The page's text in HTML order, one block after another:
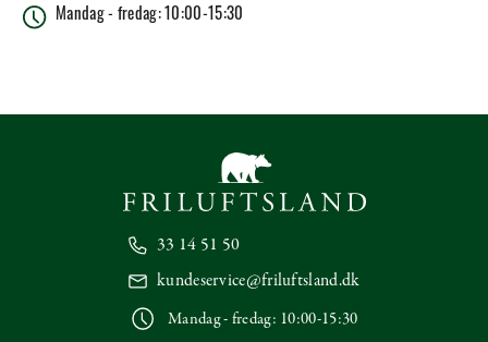
Mandag - fredag: 10:00-15:30
33 14 51 50
kundeservice@friluftsland.dk
Mandag - fredag: 10:00-15:30